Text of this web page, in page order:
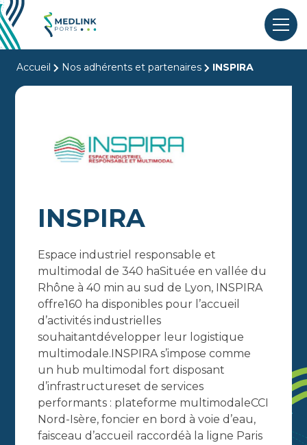
Accueil Nos adhérents et partenaires INSPIRA
INSPIRA
Espace industriel responsable et
multimodal de 340 haSituée en vallée du
Rhône à 40 min au sud de Lyon, INSPIRA
offre160 ha disponibles pour l’accueil
d’activités industrielles
souhaitantdévelopper leur logistique
multimodale.INSPIRA s’impose comme
un hub multimodal fort disposant
d’infrastructureset de services
performants : plateforme multimodaleCCI
Nord-Isère, foncier en bord à voie d’eau,
faisceau d’accueil raccordéà la ligne Paris